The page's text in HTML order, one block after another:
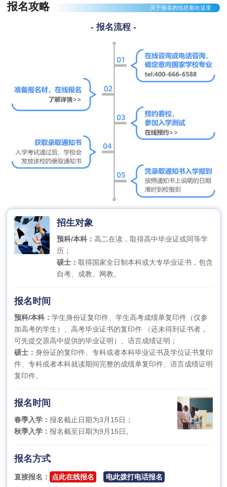
报名攻略 关于报名的信息都在这里
- 报名流程 -
招生对象
预科/本科： 高二在读，取得高中毕业证或同等学
历；
硕士： 取得国家全日制本科或大专毕业证书，包含
自考、成教、网教。
报名时间
预科/本科： 学生身份证复印件、学生高考成绩单复印件（仅参
加高考的学生）、高考毕业证书的复印件 （还未得到证书者，
可先提交原高中提供的毕业证明）、语言成绩证明；
硕士： 身份证的复印件、专科或者本科毕业证书及学位证书复印
件、专科或者本科就读期间完整的成绩单复印件、语言成绩证明
复印件。
报名时间
春季入学： 报名截止日期为3月15日；
秋季入学： 报名截至日期为9月15日。
报名方式
直接报名： 点此在线报名
电此拨打电话报名